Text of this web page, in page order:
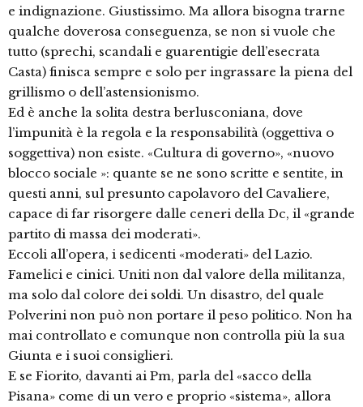
e indignazione. Giustissimo. Ma allora bisogna trarne
qualche doverosa conseguenza, se non si vuole che
tutto (sprechi, scandali e guarentigie dell’esecrata
Casta) finisca sempre e solo per ingrassare la piena del
grillismo o dell’astensionismo.
Ed è anche la solita destra berlusconiana, dove
l’impunità è la regola e la responsabilità (oggettiva o
soggettiva) non esiste. «Cultura di governo», «nuovo
blocco sociale »: quante se ne sono scritte e sentite, in
questi anni, sul presunto capolavoro del Cavaliere,
capace di far risorgere dalle ceneri della Dc, il «grande
partito di massa dei moderati».
Eccoli all’opera, i sedicenti «moderati» del Lazio.
Famelici e cinici. Uniti non dal valore della militanza,
ma solo dal colore dei soldi. Un disastro, del quale
Polverini non può non portare il peso politico. Non ha
mai controllato e comunque non controlla più la sua
Giunta e i suoi consiglieri.
E se Fiorito, davanti ai Pm, parla del «sacco della
Pisana» come di un vero e proprio «sistema», allora